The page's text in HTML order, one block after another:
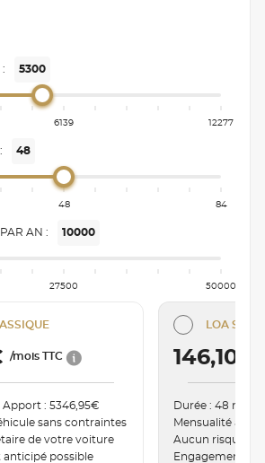
: 5300
6139 12277
48
48 84
AN : 10000
27500 50000
/mois TTC
Apport : 5346,95€
sans contraintes
de votre voiture
possible
LOA
146,10
Durée : 48 mois
Mensualité
Aucun risque de
Engagement de